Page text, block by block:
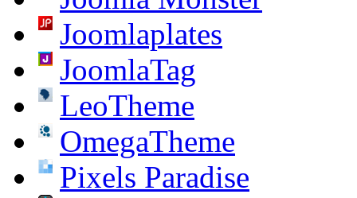
Joomlaplates
JoomlaTag
LeoTheme
OmegaTheme
Pixels Paradise